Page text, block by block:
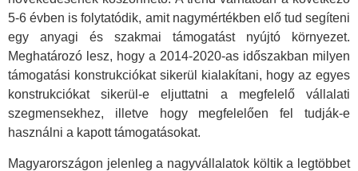
5-6 évben is folytatódik, amit nagymértékben elő tud segíteni
egy anyagi és szakmai támogatást nyújtó környezet.
Meghatározó lesz, hogy a 2014-2020-as időszakban milyen
támogatási konstrukciókat sikerül kialakítani, hogy az egyes
konstrukciókat sikerül-e eljuttatni a megfelelő vállalati
szegmensekhez, illetve hogy megfelelően fel tudják-e
használni a kapott támogatásokat.
Magyarországon jelenleg a nagyvállalatok költik a legtöbbet